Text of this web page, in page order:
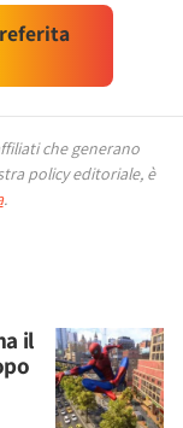
che generano
policy editoriale, è
.
il